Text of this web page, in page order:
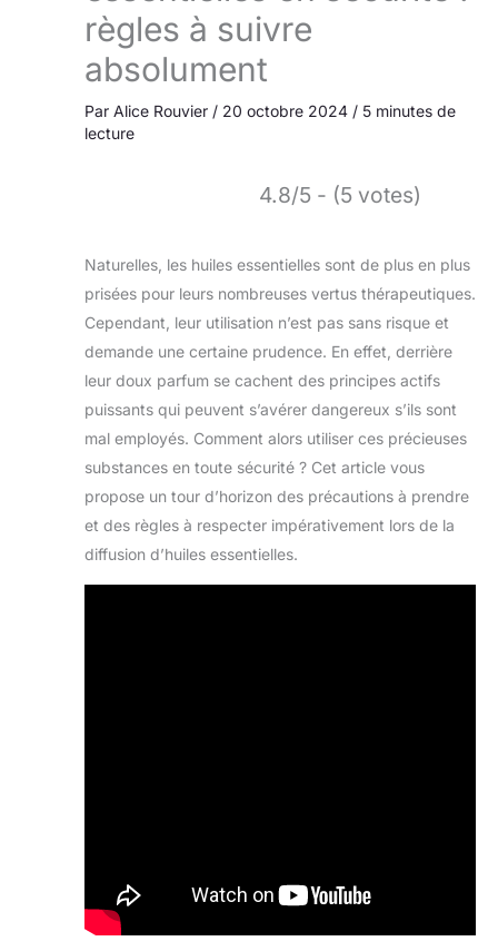
règles à suivre
absolument
Par Alice Rouvier / 20 octobre 2024 / 5 minutes de
lecture
4.8/5 - (5 votes)
Naturelles, les huiles essentielles sont de plus en plus
prisées pour leurs nombreuses vertus thérapeutiques.
Cependant, leur utilisation n’est pas sans risque et
demande une certaine prudence. En effet, derrière
leur doux parfum se cachent des principes actifs
puissants qui peuvent s’avérer dangereux s’ils sont
mal employés. Comment alors utiliser ces précieuses
substances en toute sécurité ? Cet article vous
propose un tour d’horizon des précautions à prendre
et des règles à respecter impérativement lors de la
diffusion d’huiles essentielles.